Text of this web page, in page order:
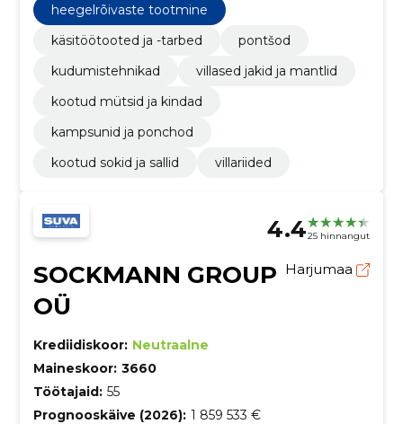
heegelrõivaste tootmine
käsitöötooted ja -tarbed
pontšod
kudumistehnikad
villased jakid ja mantlid
kootud mütsid ja kindad
kampsunid ja ponchod
kootud sokid ja sallid
villariided
4.425 hinnangut
SOCKMANN GROUP
OÜ
Harjumaa
Krediidiskoor: Neutraalne
Maineskoor: 3660
Töötajaid: 55
Prognooskäive (2026): 1 859 533 €